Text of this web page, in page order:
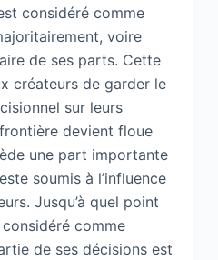
considéré comme
voire
de ses parts. Cette
créateurs de garder le
sur leurs
devient floue
une part importante
soumis à l’influence
Jusqu’à quel point
comme
de ses décisions est